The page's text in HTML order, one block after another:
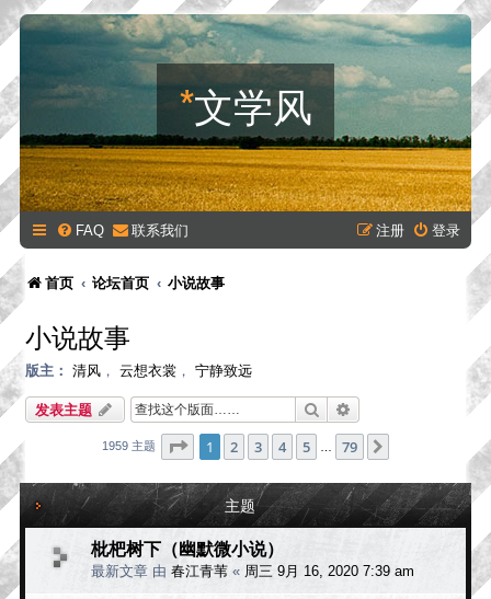
*文学风
FAQ 联系我们 登录
注册
首页 论坛首页 小说故事
小说故事
版主： 清风 ， 云想衣裳 ， 宁静致远
发表主题 搜索
1959 主题 分页：1 79
1 2 3 4 5 79
主题
枇杷树下（幽默微小说）
最新文章 由 春江青苇 « 周三 9月 16, 2020 7:39 am